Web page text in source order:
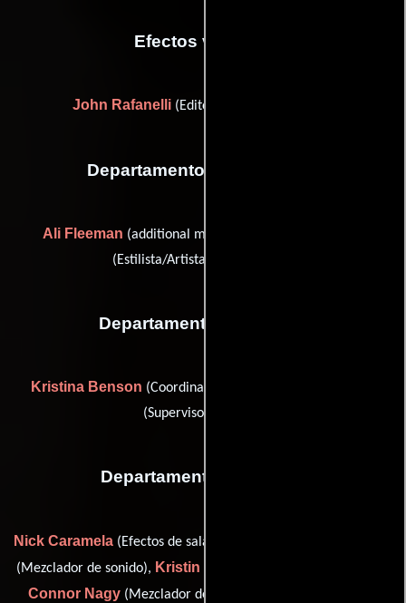
Efectos visuales
John Rafanelli (Editor de efectos visuales)
Departamento de maquillaje
Ali Fleeman (additional makeup) y
(Estilista/Artista de maquillaje)
Departamento de musica
Kristina Benson (Coordinador musical) y
(Supervisor musical)
Departamento de sonido
Nick Caramela (Efectos de sala (Foley)),
(Mezclador de sonido), Kristin Catuogno
Connor Nagy (Mezclador de efectos),